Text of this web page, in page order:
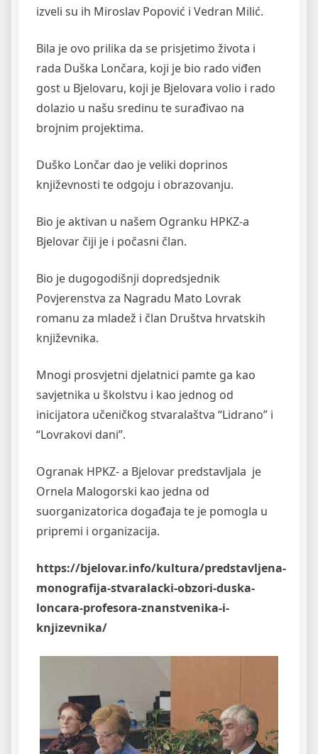
izveli su ih Miroslav Popović i Vedran Milić.
Bila je ovo prilika da se prisjetimo života i
rada Duška Lončara, koji je bio rado viđen
gost u Bjelovaru, koji je Bjelovara volio i rado
dolazio u našu sredinu te surađivao na
brojnim projektima.
Duško Lončar dao je veliki doprinos
književnosti te odgoju i obrazovanju.
Bio je aktivan u našem Ogranku HPKZ-a
Bjelovar čiji je i počasni član.
Bio je dugogodišnji dopredsjednik
Povjerenstva za Nagradu Mato Lovrak
romanu za mladež i član Društva hrvatskih
književnika.
Mnogi prosvjetni djelatnici pamte ga kao
savjetnika u školstvu i kao jednog od
inicijatora učeničkog stvaralaštva “Lidrano” i
“Lovrakovi dani”.
​Ogranak HPKZ- a Bjelovar predstavljala je
Ornela Malogorski kao jedna od
suorganizatorica događaja te je pomogla u
pripremi i organizacija.
https://bjelovar.info/kultura/predstavljena-
monografija-stvaralacki-obzori-duska-
loncara-profesora-znanstvenika-i-
knjizevnika/